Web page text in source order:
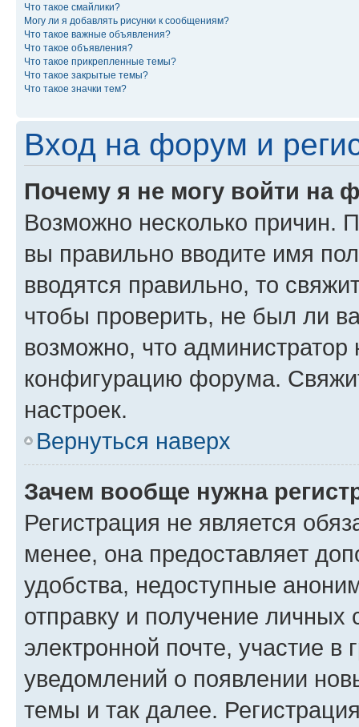
Что такое смайлики?
Могу ли я добавлять рисунки к сообщениям?
Что такое важные объявления?
Что такое объявления?
Что такое прикрепленные темы?
Что такое закрытые темы?
Что такое значки тем?
Вход на форум и
Почему я не могу войти на
Возможно несколько причин.
вы правильно вводите имя
вводятся правильно, то
чтобы проверить, не был ли
возможно, что администратор
конфигурацию форума.
настроек.
Вернуться наверх
Зачем вообще нужна
Регистрация не является
менее, она предоставляет
удобства, недоступные
отправку и получение
электронной почте, участие в
уведомлений о появлении
темы и так далее.